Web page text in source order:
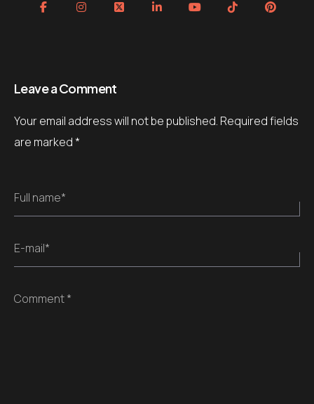
Leave a Comment
Your email address will not be published. Required fields
are marked *
Full name*
E-mail*
Comment *